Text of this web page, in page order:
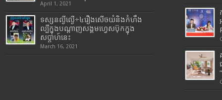
April 1, 2021
ទស្សនល្ងីល្ងើ÷៤រឿងសើចយំនិងកំហឹង
ល្បីក្នុងបណ្តាញសង្គមហ្វេសប៊ុកក្នុង
សប្តាហ៍នេះ
March 16, 2021